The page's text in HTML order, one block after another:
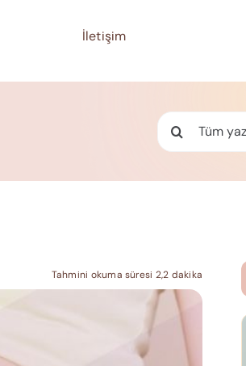
İletişim
Ara:
Tahmini okuma süresi 2,2 dakika